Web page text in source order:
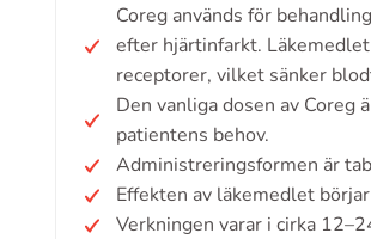
Coreg används för
efter hjärtinfarkt.
receptorer, vilket sänker
Den vanliga dosen av
patientens behov.
Administreringsformen är
Effekten av läkemedlet
Verkningen varar i cirka